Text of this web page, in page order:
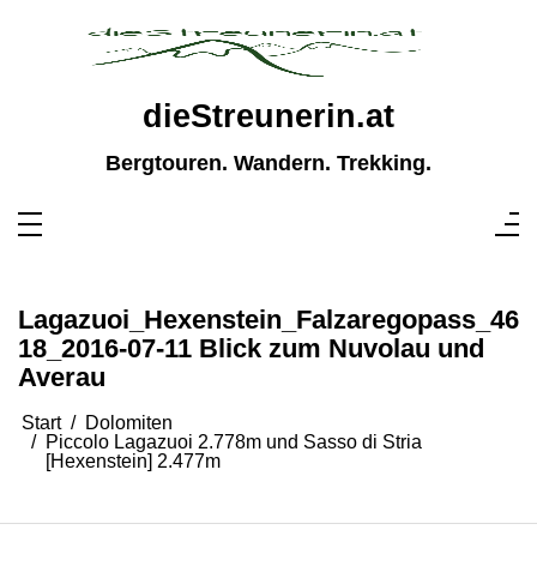
dieStreunerin.at
Bergtouren. Wandern. Trekking.
Lagazuoi_Hexenstein_Falzaregopass_46
18_2016-07-11 Blick zum Nuvolau und
Averau
Start
Dolomiten
Piccolo Lagazuoi 2.778m und Sasso di Stria
[Hexenstein] 2.477m